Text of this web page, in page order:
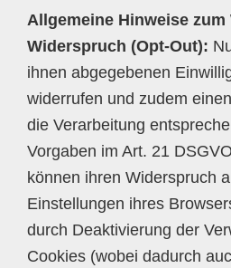
Allgemeine Hinweise zum
Widerspruch (Opt-Out):
ihnen abgegebenen
widerrufen und zudem
die Verarbeitung
Vorgaben im Art. 21
können ihren Widerspruch
Einstellungen ihres
durch Deaktivierung der
Cookies (wobei dadurch